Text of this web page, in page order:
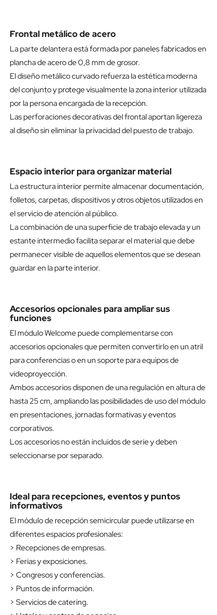
Frontal metálico de acero
La parte delantera está formada por paneles fabricados en
plancha de acero de 0,8 mm de grosor.
El diseño metálico curvado refuerza la estética moderna
del conjunto y protege visualmente la zona interior utilizada
por la persona encargada de la recepción.
Las perforaciones decorativas del frontal aportan ligereza
al diseño sin eliminar la privacidad del puesto de trabajo.
Espacio interior para organizar material
La estructura interior permite almacenar documentación,
folletos, carpetas, dispositivos y otros objetos utilizados en
el servicio de atención al público.
La combinación de una superficie de trabajo elevada y un
estante intermedio facilita separar el material que debe
permanecer visible de aquellos elementos que se desean
guardar en la parte interior.
Accesorios opcionales para ampliar sus
funciones
El módulo Welcome puede complementarse con
accesorios opcionales que permiten convertirlo en un atril
para conferencias o en un soporte para equipos de
videoproyección.
Ambos accesorios disponen de una regulación en altura de
hasta 25 cm, ampliando las posibilidades de uso del módulo
en presentaciones, jornadas formativas y eventos
corporativos.
Los accesorios no están incluidos de serie y deben
seleccionarse por separado.
Ideal para recepciones, eventos y puntos
informativos
El módulo de recepción semicircular puede utilizarse en
diferentes espacios profesionales:
> Recepciones de empresas.
> Ferias y exposiciones.
> Congresos y conferencias.
> Puntos de información.
> Servicios de catering.